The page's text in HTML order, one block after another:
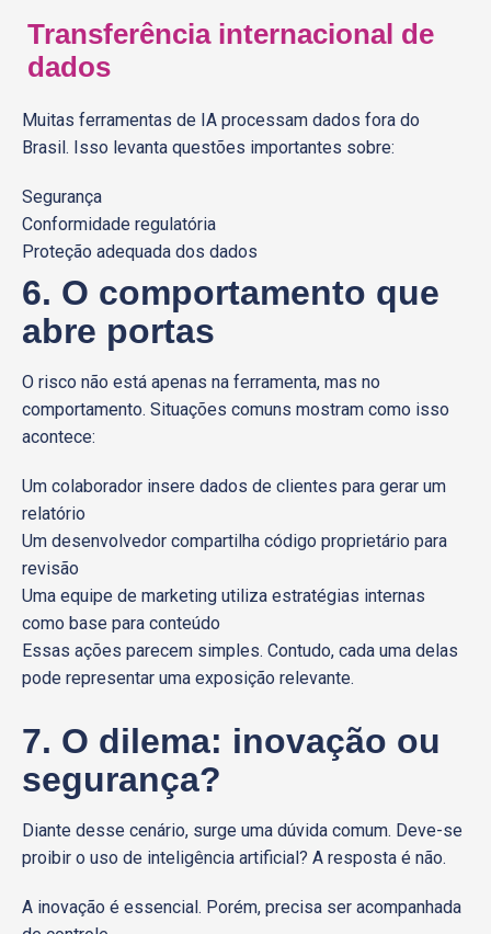
Transferência internacional de
dados
Muitas ferramentas de IA processam dados fora do
Brasil. Isso levanta questões importantes sobre:
Segurança
Conformidade regulatória
Proteção adequada dos dados
6. O comportamento que
abre portas
O risco não está apenas na ferramenta, mas no
comportamento. Situações comuns mostram como isso
acontece:
Um colaborador insere dados de clientes para gerar um
relatório
Um desenvolvedor compartilha código proprietário para
revisão
Uma equipe de marketing utiliza estratégias internas
como base para conteúdo
Essas ações parecem simples. Contudo, cada uma delas
pode representar uma exposição relevante.
7. O dilema: inovação ou
segurança?
Diante desse cenário, surge uma dúvida comum. Deve-se
proibir o uso de inteligência artificial? A resposta é não.
A inovação é essencial. Porém, precisa ser acompanhada